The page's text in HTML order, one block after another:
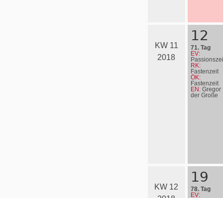
KW 11
2018
12
71. Tag
EV:
RK:
Fastenzeit
ÖK:
Fastenzeit
EN: Gregor
der Große
KW 12
19
78. Tag
EV: